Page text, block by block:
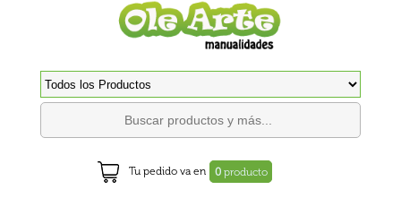
Tu pedido va en 0 producto